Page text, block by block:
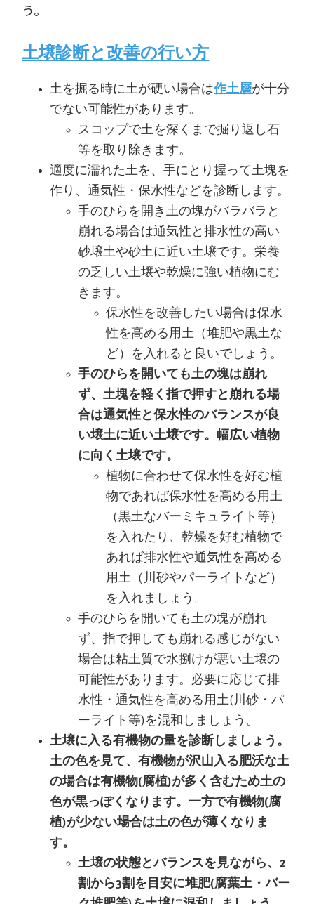
う。
土壌診断と改善の行い方
土を掘る時に土が硬い場合は作土層が十分
でない可能性があります。
スコップで土を深くまで掘り返し石
等を取り除きます。
適度に濡れた土を、手にとり握って土塊を
作り、通気性・保水性などを診断します。
手のひらを開き土の塊がバラバラと
崩れる場合は通気性と排水性の高い
砂壌土や砂土に近い土壌です。栄養
の乏しい土壌や乾燥に強い植物にむ
きます。
保水性を改善したい場合は保水
性を高める用土（堆肥や黒土な
ど）を入れると良いでしょう。
手のひらを開いても土の塊は崩れ
ず、土塊を軽く指で押すと崩れる場
合は通気性と保水性のバランスが良
い壌土に近い土壌です。幅広い植物
に向く土壌です。
植物に合わせて保水性を好む植
物であれば保水性を高める用土
（黒土なバーミキュライト等）
を入れたり、乾燥を好む植物で
あれば排水性や通気性を高める
用土（川砂やパーライトなど）
を入れましょう。
手のひらを開いても土の塊が崩れ
ず、指で押しても崩れる感じがない
場合は粘土質で水捌けが悪い土壌の
可能性があります。必要に応じて排
水性・通気性を高める用土(川砂・パ
ーライト等)を混和しましょう。
土壌に入る有機物の量を診断しましょう。
土の色を見て、有機物が沢山入る肥沃な土
の場合は有機物(腐植)が多く含むため土の
色が黒っぽくなります。一方で有機物(腐
植)が少ない場合は土の色が薄くなりま
す。
土壌の状態とバランスを見ながら、2
割から3割を目安に堆肥(腐葉土・バー